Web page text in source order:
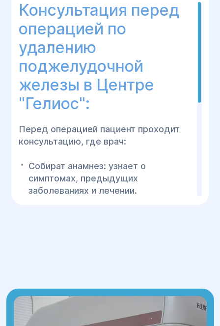
Консультация перед
операцией по
удалению
поджелудочной
железы в Центре
"Гелиос":
Перед операцией пациент проходит
консультацию, где врач:
Собират анамнез: узнает о
симптомах, предыдущих
заболеваниях и лечении.
Подготовка к операции: даются
рекомендации по диете и